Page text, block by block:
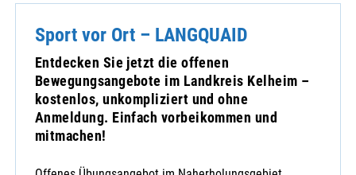
Sport vor Ort – LANGQUAID
Entdecken Sie jetzt die offenen
Bewegungsangebote im Landkreis Kelheim –
kostenlos, unkompliziert und ohne
Anmeldung. Einfach vorbeikommen und
mitmachen!